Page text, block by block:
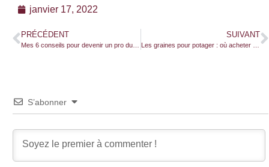
janvier 17, 2022
PRÉCÉDENT SUIVANT
S’abonner